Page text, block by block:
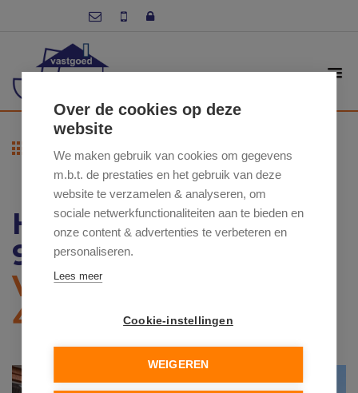
Terug naar overzicht
HOOGSTRAAT 36 ,
9620 ZOTTEGEM
VRAAGPRIJS: €
499 250
Over de cookies op deze
website
We maken gebruik van cookies om gegevens
m.b.t. de prestaties en het gebruik van deze
website te verzamelen & analyseren, om
sociale netwerkfunctionaliteiten aan te bieden en
onze content & advertenties te verbeteren en
personaliseren.
Lees meer
Cookie-instellingen
WEIGEREN